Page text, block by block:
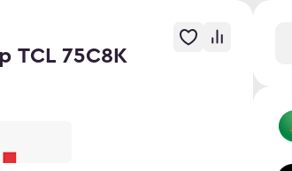
TCL 75C8K